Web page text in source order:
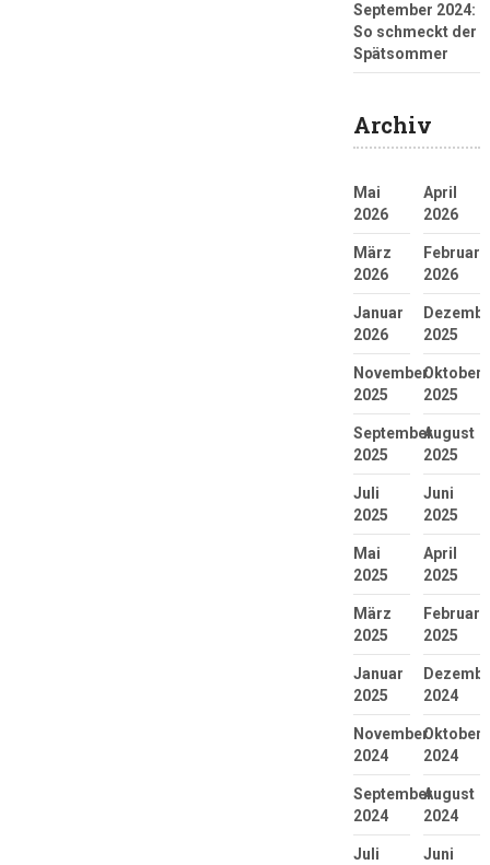
September 2024:
So schmeckt der
Spätsommer
Archiv
Mai
2026
April
2026
März
2026
Februar
2026
Januar
2026
2025
November
2025
Oktober
2025
September
2025
August
2025
Juli
2025
Juni
2025
Mai
2025
April
2025
März
2025
Februar
2025
Januar
2025
2024
November
2024
Oktober
2024
September
2024
August
2024
Juli
Juni